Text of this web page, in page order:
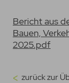
Bericht aus
Bauen,
2025.pdf
zurück zur